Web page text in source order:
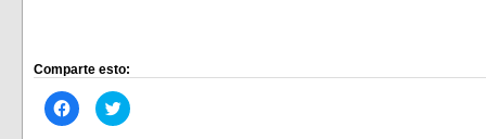
Comparte esto:
Haz
clic
Haz
clic